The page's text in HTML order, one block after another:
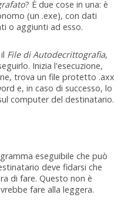
? È due cose in una: è
(un .exe), con dati
o aggiunti ad esso.
File di Autodecrittografia,
Inizia l'esecuzione,
trova un file protetto .axx
e, in caso di successo, lo
computer del destinatario.
eseguibile che può
deve fidarsi che
di fare. Questo non è
fare alla leggera.